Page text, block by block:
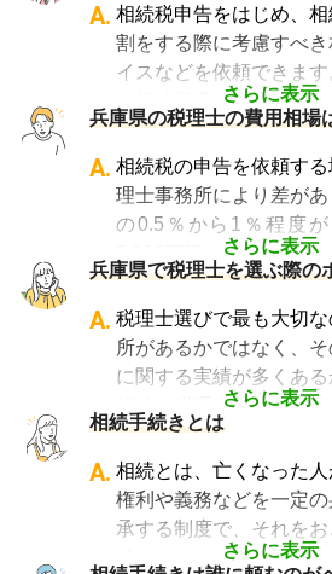
さらに表示
A. 相続税申告をはじめ、
割をする際に考慮すべ
イスなどを依頼できます
・相続財産の調査
・特例等を適用した申告
成
・相続税の申告や準確定
兵庫県の税理士の費用相場
さらに表示
A. 相続税の申告を依頼す
理士事務所により差が
の0.5％から1％程度が
5,000万円の遺産であれ
度が目安となります。
相談料については、初
無料・30分から1時間
かる、などさまざまです
なお相続税の申告期限
と、特急料金が上乗せさ
です。
「相続費用見積ガイド
い税理士に、無料で一
ご自身の状況ではいく
兵庫県で税理士を選ぶ際の
さらに表示
A. 税理士選びで最も大切
所があるかではなく、
に関する実績が多くある
相続は税理士試験の必
資格試験を取る時に選択
っては全くの専門外とな
そのため相続税を専門
相続税申告の経験が豊
ことが、節税の面でも
相続手続きとは
さらに表示
A. 相続とは、亡くなった
権利や義務などを一定
承する制度で、それを
続きといいます。具体